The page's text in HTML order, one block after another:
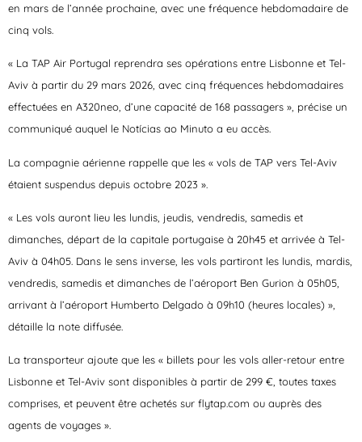
en mars de l’année prochaine, avec une fréquence hebdomadaire de
cinq vols.
« La TAP Air Portugal reprendra ses opérations entre Lisbonne et Tel-
Aviv à partir du 29 mars 2026, avec cinq fréquences hebdomadaires
effectuées en A320neo, d’une capacité de 168 passagers », précise un
communiqué auquel le Notícias ao Minuto a eu accès.
La compagnie aérienne rappelle que les « vols de TAP vers Tel-Aviv
étaient suspendus depuis octobre 2023 ».
« Les vols auront lieu les lundis, jeudis, vendredis, samedis et
dimanches, départ de la capitale portugaise à 20h45 et arrivée à Tel-
Aviv à 04h05. Dans le sens inverse, les vols partiront les lundis, mardis,
vendredis, samedis et dimanches de l’aéroport Ben Gurion à 05h05,
arrivant à l’aéroport Humberto Delgado à 09h10 (heures locales) »,
détaille la note diffusée.
La transporteur ajoute que les « billets pour les vols aller-retour entre
Lisbonne et Tel-Aviv sont disponibles à partir de 299 €, toutes taxes
comprises, et peuvent être achetés sur flytap.com ou auprès des
agents de voyages ».